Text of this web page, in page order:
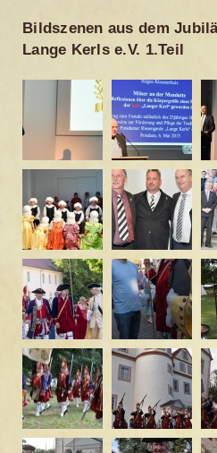
Bildszenen aus dem
Lange Kerls e.V. 1.Teil